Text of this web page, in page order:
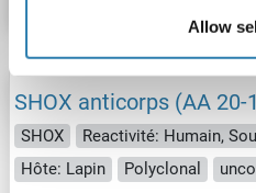
Allow
SHOX anticorps (AA 20-
SHOX Reactivité: Humain,
Hôte: Lapin
Polyclonal